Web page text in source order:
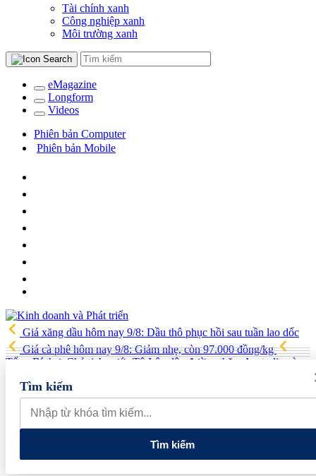
Tài chính xanh
Công nghiệp xanh
Môi trường xanh
eMagazine
Longform
Videos
Phiên bản Computer
Phiên bản Mobile
Giá xăng dầu hôm nay 9/8: Dầu thô phục hồi sau tuần lao dốc
Giá cà phê hôm nay 9/8: Giảm nhẹ, còn 97.000 đồng/kg
Tổng Bí thư, Chủ tịch nước Tô Lâm lên đường thăm Australia và
New Zealand
quan đến lĩnh vực tài chính, ngân hàng
Xử lý đến cùng các
vướng mắc, không đẩy doanh nghiệp đi vòng
Tìm kiếm
Tìm kiếm